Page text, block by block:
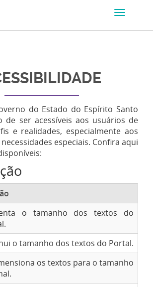
do Estado do Espírito Santo
de ser acessíveis aos usuários de
e realidades, especialmente aos
especiais. Confira aqui
o tamanho dos textos do
o tamanho dos textos do Portal.
os textos para o tamanho